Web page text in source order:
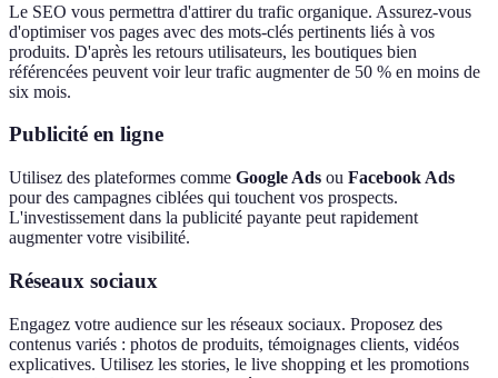
Le SEO vous permettra d'attirer du trafic organique. Assurez-vous
d'optimiser vos pages avec des mots-clés pertinents liés à vos
produits. D'après les retours utilisateurs, les boutiques bien
référencées peuvent voir leur trafic augmenter de 50 % en moins de
six mois.
Publicité en ligne
Utilisez des plateformes comme Google Ads ou Facebook Ads
pour des campagnes ciblées qui touchent vos prospects.
L'investissement dans la publicité payante peut rapidement
augmenter votre visibilité.
Réseaux sociaux
Engagez votre audience sur les réseaux sociaux. Proposez des
contenus variés : photos de produits, témoignages clients, vidéos
explicatives. Utilisez les stories, le live shopping et les promotions